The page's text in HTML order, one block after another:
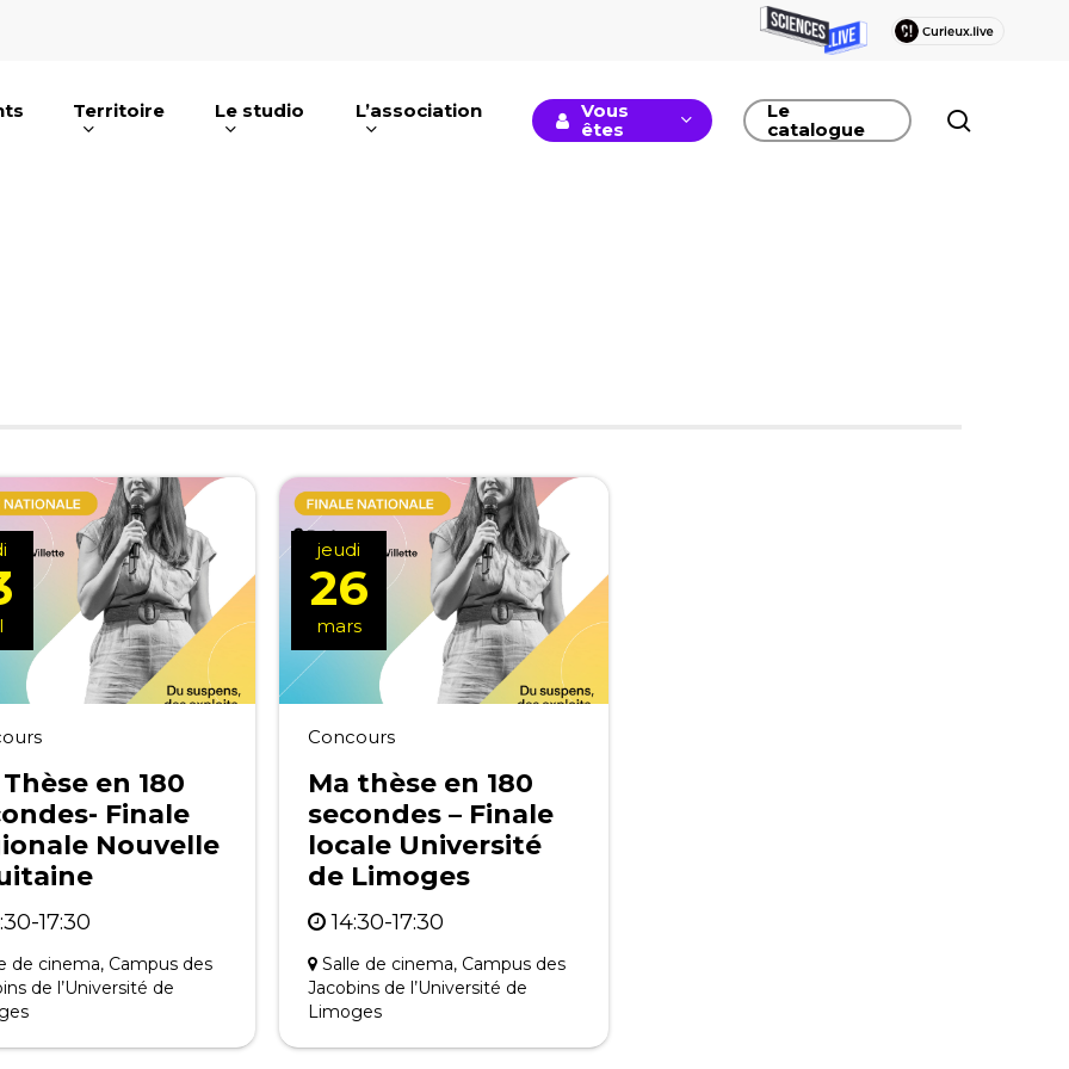
Territoire Le studio L’association
Vous
êtes
Le
catalogue
en 180
Finale
Nouvelle
17:30
de cinema, Campus des
de l’Université de
Concours
Ma thèse en 180
secondes – Finale
locale Université
de Limoges
14:30-17:30
Salle de cinema, Campus des
Jacobins de l’Université de
Limoges
jeudi
26
mars